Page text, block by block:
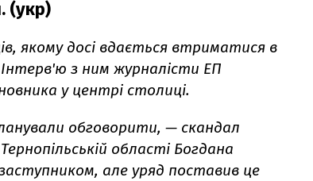
(укр)
якому досі вдається втриматися в
Інтерв'ю з ним журналісти ЕП
у центрі столиці.
обговорити, — скандал
області Богдана
але уряд поставив це